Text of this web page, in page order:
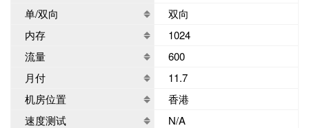
单/双向
双向
内存
1024
流量
600
月付
11.7
机房位置
香港
速度测试
N/A